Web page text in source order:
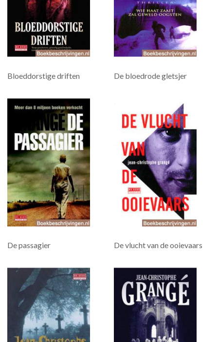
Bloeddorstige driften De bloedrode gletsjer
De passagier De vlucht van de ooievaars